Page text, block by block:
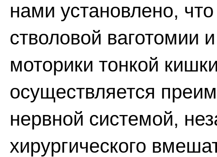
нами установлено,
стволовой ваготомии
моторики тонкой
осуществляется
нервной системой,
хирургического